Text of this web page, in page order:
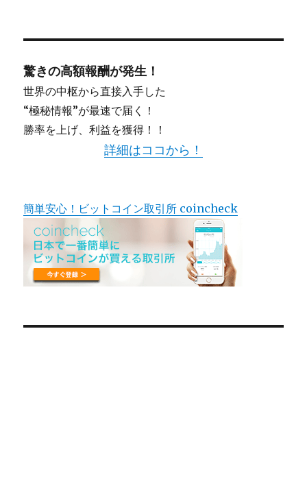
驚きの高額報酬が発生！
世界の中枢から直接入手した
“極秘情報”が最速で届く！
勝率を上げ、利益を獲得！！
詳細はココから！
簡単安心！ビットコイン取引所 coincheck